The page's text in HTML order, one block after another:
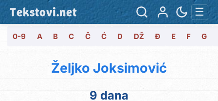
Tekstovi.net ☰
0-9 A B C Č Ć D DŽ Đ E F G
Željko Joksimović
9 dana